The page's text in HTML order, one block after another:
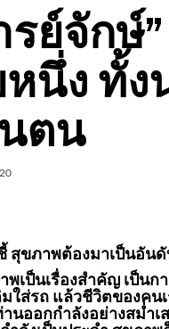
รย์จักษ์
นึ่ง ทั้ง
ตน
สุขภาพต้องมาเป็นอัน
พเป็นเรื่องสำคัญ เป็น
ใส่รถ แล้วชีวิตของคน
นออกกำลังอย่างสม่ำ